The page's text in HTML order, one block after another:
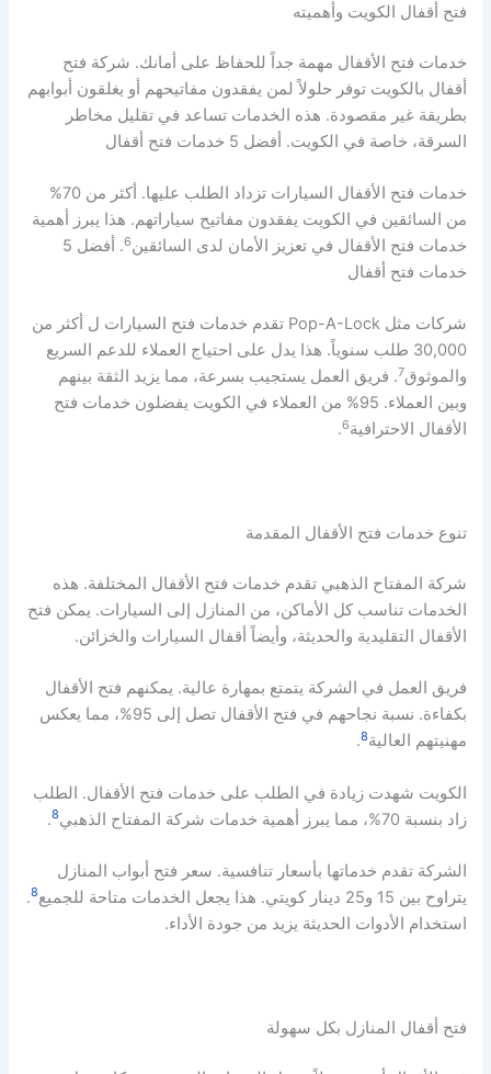
فتح أقفال الكويت وأهميته
خدمات فتح الأقفال مهمة جداً للحفاظ على أمانك. شركة فتح
أقفال بالكويت توفر حلولاً لمن يفقدون مفاتيحهم أو يغلقون أبوابهم
بطريقة غير مقصودة. هذه الخدمات تساعد في تقليل مخاطر
السرقة، خاصة في الكويت. أفضل 5 خدمات فتح أقفال
خدمات فتح الأقفال السيارات تزداد الطلب عليها. أكثر من 70%
من السائقين في الكويت يفقدون مفاتيح سياراتهم. هذا يبرز أهمية
خدمات فتح الأقفال في تعزيز الأمان لدى السائقين6
. أفضل 5
خدمات فتح أقفال
شركات مثل Pop-A-Lock تقدم خدمات فتح السيارات ل أكثر من
30,000 طلب سنوياً. هذا يدل على احتياج العملاء للدعم السريع
والموثوق7. فريق العمل يستجيب بسرعة، مما يزيد الثقة بينهم
وبين العملاء. 95% من العملاء في الكويت يفضلون خدمات فتح
الأقفال الاحترافية6
.
تنوع خدمات فتح الأقفال المقدمة
شركة المفتاح الذهبي تقدم خدمات فتح الأقفال المختلفة. هذه
الخدمات تناسب كل الأماكن، من المنازل إلى السيارات. يمكن فتح
الأقفال التقليدية والحديثة، وأيضاً أقفال السيارات والخزائن.
فريق العمل في الشركة يتمتع بمهارة عالية. يمكنهم فتح الأقفال
بكفاءة. نسبة نجاحهم في فتح الأقفال تصل إلى 95%، مما يعكس
مهنيتهم العالية8
.
الكويت شهدت زيادة في الطلب على خدمات فتح الأقفال. الطلب
زاد بنسبة 70%، مما يبرز أهمية خدمات شركة المفتاح الذهبي
8
.
الشركة تقدم خدماتها بأسعار تنافسية. سعر فتح أبواب المنازل
يتراوح بين 15 و25 دينار كويتي. هذا يجعل الخدمات متاحة للجميع
8
.
استخدام الأدوات الحديثة يزيد من جودة الأداء.
فتح أقفال المنازل بكل سهولة